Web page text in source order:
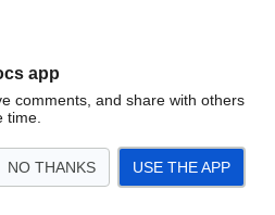
app
comments, and share with others
time.
NO THANKS USE THE APP